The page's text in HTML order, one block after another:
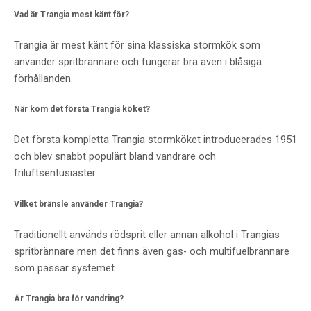
Vad är Trangia mest känt för?
Trangia är mest känt för sina klassiska stormkök som
använder spritbrännare och fungerar bra även i blåsiga
förhållanden.
När kom det första Trangia köket?
Det första kompletta Trangia stormköket introducerades 1951
och blev snabbt populärt bland vandrare och
friluftsentusiaster.
Vilket bränsle använder Trangia?
Traditionellt används rödsprit eller annan alkohol i Trangias
spritbrännare men det finns även gas- och multifuelbrännare
som passar systemet.
Är Trangia bra för vandring?